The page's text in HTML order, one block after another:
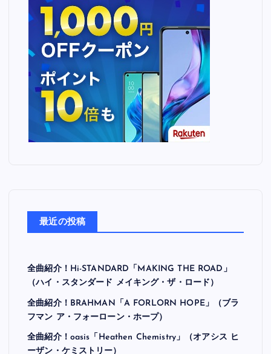
最近の投稿
全曲紹介！Hi-STANDARD「MAKING THE ROAD」
（ハイ・スタンダード メイキング・ザ・ロード）
全曲紹介！BRAHMAN「A FORLORN HOPE」（ブラ
フマン ア・フォーローン・ホープ）
全曲紹介！oasis「Heathen Chemistry」（オアシス ヒ
ーザン・ケミストリー）